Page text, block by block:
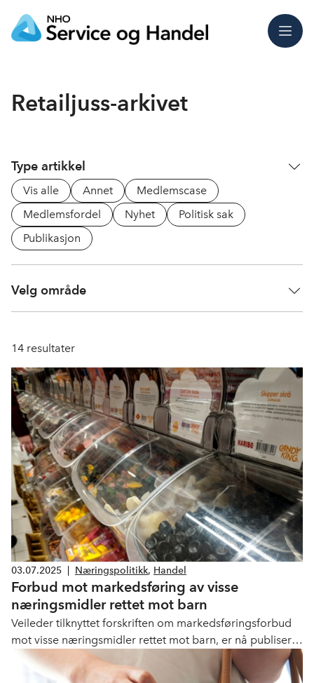
Meny
Retailjuss-arkivet
Type artikkel
Vis alle Annet
Medlemscase
Medlemsfordel
Nyhet
Politisk sak
Publikasjon
Velg område
14 resultater
03.07.2025 Næringspolitikk, Handel
Forbud mot markedsføring av visse
næringsmidler rettet mot barn
Veileder tilknyttet forskriften om markedsføringsforbud
mot visse næringsmidler rettet mot barn, er nå publisert
på Helsedirektoratets hjemmesider. Handel har fulgt
saken gjennom våren og kritisert forskriften for å være